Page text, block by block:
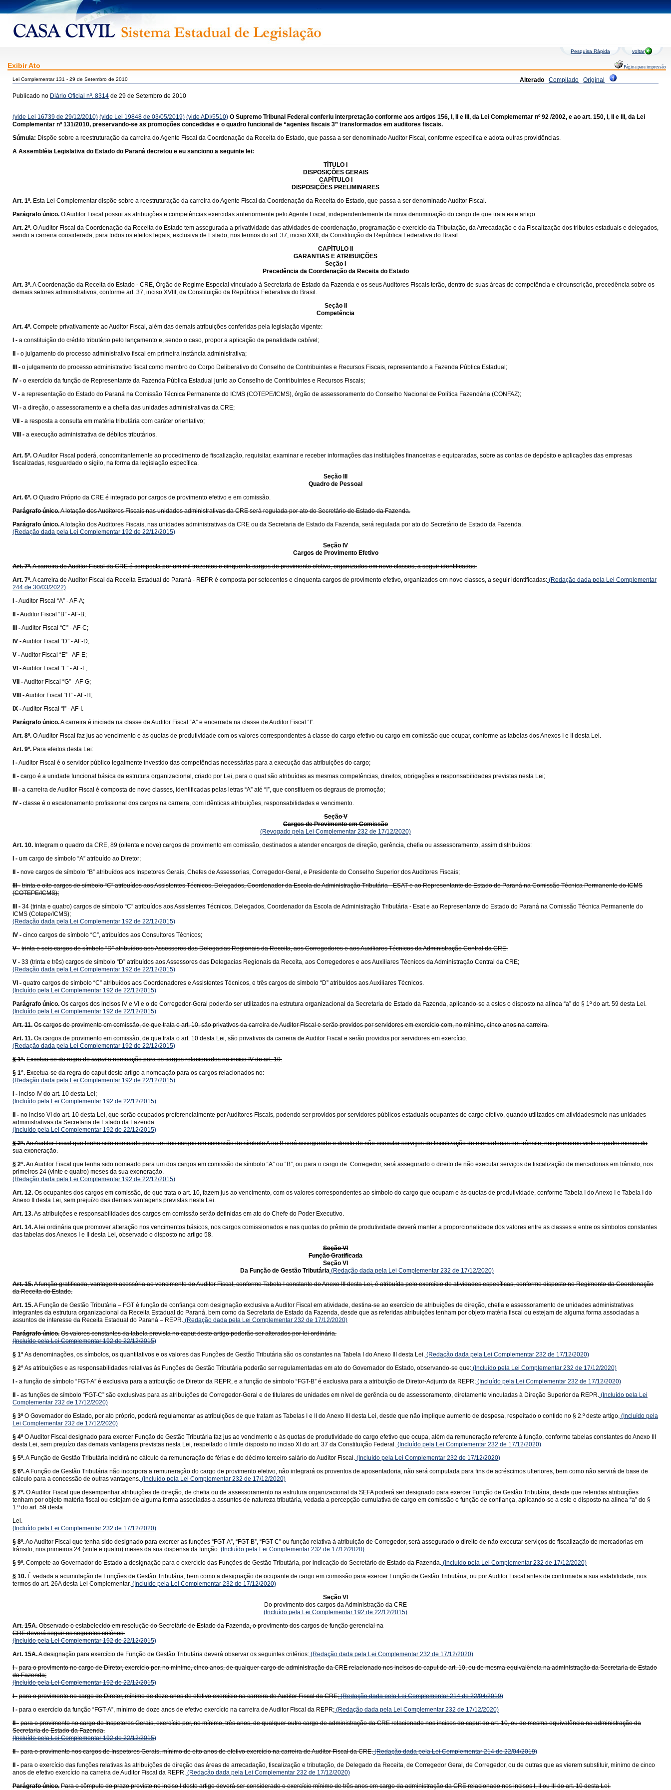
Pesquisa Rápida voltar
Exibir Ato Página para impressão
Alterado Compilado Original
Lei Complementar 131 - 29 de Setembro de 2010
Publicado no Diário Oficial nº. 8314 de 29 de Setembro de 2010
(vide Lei 16739 de 29/12/2010) (vide Lei 19848 de 03/05/2019) (vide ADI/5510) O Supremo Tribunal Federal conferiu interpretação conforme aos artigos 156, I, II e III, da Lei Complementar nº 92 /2002, e ao art. 150, I, II e III, da Lei
Complementar nº 131/2010, preservando-se as promoções concedidas e o quadro funcional de “agentes fiscais 3” transformados em auditores fiscais.
Súmula: Dispõe sobre a reestruturação da carreira do Agente Fiscal da Coordenação da Receita do Estado, que passa a ser denominado Auditor Fiscal, conforme especifica e adota outras providências.
A Assembléia Legislativa do Estado do Paraná decretou e eu sanciono a seguinte lei:
TÍTULO I
DISPOSIÇÕES GERAIS
CAPÍTULO I
DISPOSIÇÕES PRELIMINARES
Art. 1º. Esta Lei Complementar dispõe sobre a reestruturação da carreira do Agente Fiscal da Coordenação da Receita do Estado, que passa a ser denominado Auditor Fiscal.
Parágrafo único. O Auditor Fiscal possui as atribuições e competências exercidas anteriormente pelo Agente Fiscal, independentemente da nova denominação do cargo de que trata este artigo.
Art. 2º. O Auditor Fiscal da Coordenação da Receita do Estado tem assegurada a privatividade das atividades de coordenação, programação e exercício da Tributação, da Arrecadação e da Fiscalização dos tributos estaduais e delegados,
sendo a carreira considerada, para todos os efeitos legais, exclusiva de Estado, nos termos do art. 37, inciso XXII, da Constituição da República Federativa do Brasil.
CAPÍTULO II
GARANTIAS E ATRIBUIÇÕES
Seção I
Precedência da Coordenação da Receita do Estado
Art. 3º.A Coordenação da Receita do Estado - CRE, Órgão de Regime Especial vinculado à Secretaria de Estado da Fazenda e os seus Auditores Fiscais terão, dentro de suas áreas de competência e circunscrição, precedência sobre os
demais setores administrativos, conforme art. 37, inciso XVIII, da Constituição da República Federativa do Brasil.
Seção II
Competência
Art. 4º. Compete privativamente ao Auditor Fiscal, além das demais atribuições conferidas pela legislação vigente:
I - a constituição do crédito tributário pelo lançamento e, sendo o caso, propor a aplicação da penalidade cabível;
II - o julgamento do processo administrativo fiscal em primeira instância administrativa;
III - o julgamento do processo administrativo fiscal como membro do Corpo Deliberativo do Conselho de Contribuintes e Recursos Fiscais, representando a Fazenda Pública Estadual;
IV - o exercício da função de Representante da Fazenda Pública Estadual junto ao Conselho de Contribuintes e Recursos Fiscais;
V - a representação do Estado do Paraná na Comissão Técnica Permanente do ICMS (COTEPE/ICMS), órgão de assessoramento do Conselho Nacional de Política Fazendária (CONFAZ);
VI - a direção, o assessoramento e a chefia das unidades administrativas da CRE;
VII - a resposta a consulta em matéria tributária com caráter orientativo;
VIII - a execução administrativa de débitos tributários.
Art. 5º. O Auditor Fiscal poderá, concomitantemente ao procedimento de fiscalização, requisitar, examinar e receber informações das instituições financeiras e equiparadas, sobre as contas de depósito e aplicações das empresas
fiscalizadas, resguardado o sigilo, na forma da legislação específica.
Seção III
Quadro de Pessoal
Art. 6º. O Quadro Próprio da CRE é integrado por cargos de provimento efetivo e em comissão.
Parágrafo único.A lotação dos Auditores Fiscais nas unidades administrativas da CRE será regulada por ato do Secretário de Estado da Fazenda.
Parágrafo único.A lotação dos Auditores Fiscais, nas unidades administrativas da CRE ou da Secretaria de Estado da Fazenda, será regulada por ato do Secretário de Estado da Fazenda.
(Redação dada pela Lei Complementar 192 de 22/12/2015)
Seção IV
Cargos de Provimento Efetivo
Art. 7º.A carreira de Auditor Fiscal da CRE é composta por um mil trezentos e cinquenta cargos de provimento efetivo, organizados em nove classes, a seguir identificadas:
Art. 7º.A carreira de Auditor Fiscal da Receita Estadual do Paraná - REPR é composta por setecentos e cinquenta cargos de provimento efetivo, organizados em nove classes, a seguir identificadas: (Redação dada pela Lei Complementar
244 de 30/03/2022)
I -Auditor Fiscal “A” - AF-A;
II -Auditor Fiscal “B” - AF-B;
III -Auditor Fiscal “C” - AF-C;
IV -Auditor Fiscal “D” - AF-D;
V -Auditor Fiscal “E” - AF-E;
VI -Auditor Fiscal “F” - AF-F;
VII -Auditor Fiscal “G” - AF-G;
VIII -Auditor Fiscal “H” - AF-H;
IX -Auditor Fiscal “I” - AF-I.
Parágrafo único.A carreira é iniciada na classe de Auditor Fiscal “A” e encerrada na classe de Auditor Fiscal “I”.
Art. 8º. O Auditor Fiscal faz jus ao vencimento e às quotas de produtividade com os valores correspondentes à classe do cargo efetivo ou cargo em comissão que ocupar, conforme as tabelas dos Anexos I e II desta Lei.
Art. 9º. Para efeitos desta Lei:
I -Auditor Fiscal é o servidor público legalmente investido das competências necessárias para a execução das atribuições do cargo;
II - cargo é a unidade funcional básica da estrutura organizacional, criado por Lei, para o qual são atribuídas as mesmas competências, direitos, obrigações e responsabilidades previstas nesta Lei;
III - a carreira de Auditor Fiscal é composta de nove classes, identificadas pelas letras “A” até “I”, que constituem os degraus de promoção;
IV - classe é o escalonamento profissional dos cargos na carreira, com idênticas atribuições, responsabilidades e vencimento.
Seção V
Cargos de Provimento em Comissão
(Revogado pela Lei Complementar 232 de 17/12/2020)
Art. 10. Integram o quadro da CRE, 89 (oitenta e nove) cargos de provimento em comissão, destinados a atender encargos de direção, gerência, chefia ou assessoramento, assim distribuídos:
I - um cargo de símbolo “A” atribuído ao Diretor;
II - nove cargos de símbolo “B” atribuídos aos Inspetores Gerais, Chefes de Assessorias, Corregedor-Geral, e Presidente do Conselho Superior dos Auditores Fiscais;
III - trinta e oito cargos de símbolo “C” atribuídos aos Assistentes Técnicos, Delegados, Coordenador da Escola de Administração Tributária - ESAT e ao Representante do Estado do Paraná na Comissão Técnica Permanente do ICMS
(COTEPE/ICMS);
III - 34 (trinta e quatro) cargos de símbolo “C” atribuídos aos Assistentes Técnicos, Delegados, Coordenador da Escola de Administração Tributária - Esat e ao Representante do Estado do Paraná na Comissão Técnica Permanente do
ICMS (Cotepe/ICMS);
(Redação dada pela Lei Complementar 192 de 22/12/2015)
IV - cinco cargos de símbolo “C”, atribuídos aos Consultores Técnicos;
V - trinta e seis cargos de símbolo “D” atribuídos aos Assessores das Delegacias Regionais da Receita, aos Corregedores e aos Auxiliares Técnicos da Administração Central da CRE.
V - 33 (trinta e três) cargos de símbolo “D” atribuídos aos Assessores das Delegacias Regionais da Receita, aos Corregedores e aos Auxiliares Técnicos da Administração Central da CRE;
(Redação dada pela Lei Complementar 192 de 22/12/2015)
VI - quatro cargos de símbolo “C” atribuídos aos Coordenadores e Assistentes Técnicos, e três cargos de símbolo “D” atribuídos aos Auxiliares Técnicos.
(Incluído pela Lei Complementar 192 de 22/12/2015)
Parágrafo único. Os cargos dos incisos IV e VI e o de Corregedor-Geral poderão ser utilizados na estrutura organizacional da Secretaria de Estado da Fazenda, aplicando-se a estes o disposto na alínea “a” do § 1º do art. 59 desta Lei.
(Incluído pela Lei Complementar 192 de 22/12/2015)
Art. 11. Os cargos de provimento em comissão, de que trata o art. 10, são privativos da carreira de Auditor Fiscal e serão providos por servidores em exercício com, no mínimo, cinco anos na carreira.
Art. 11. Os cargos de provimento em comissão, de que trata o art. 10 desta Lei, são privativos da carreira de Auditor Fiscal e serão providos por servidores em exercício.
(Redação dada pela Lei Complementar 192 de 22/12/2015)
§ 1°. Excetua-se da regra docaputa nomeação para os cargos relacionados no inciso IV do art. 10.
§ 1°. Excetua-se da regra do caput deste artigo a nomeação para os cargos relacionados no:
(Redação dada pela Lei Complementar 192 de 22/12/2015)
I - inciso IV do art. 10 desta Lei;
(Incluído pela Lei Complementar 192 de 22/12/2015)
II - no inciso VI do art. 10 desta Lei, que serão ocupados preferencialmente por Auditores Fiscais, podendo ser providos por servidores públicos estaduais ocupantes de cargo efetivo, quando utilizados em atividadesmeio nas unidades
administrativas da Secretaria de Estado da Fazenda.
(Incluído pela Lei Complementar 192 de 22/12/2015)
§ 2°.Ao Auditor Fiscal que tenha sido nomeado para um dos cargos em comissão de símbolo A ou B será assegurado o direito de não executar serviços de fiscalização de mercadorias em trânsito, nos primeiros vinte e quatro meses da
sua exoneração.
§ 2°.Ao Auditor Fiscal que tenha sido nomeado para um dos cargos em comissão de símbolo “A” ou “B”, ou para o cargo de Corregedor, será assegurado o direito de não executar serviços de fiscalização de mercadorias em trânsito, nos
primeiros 24 (vinte e quatro) meses da sua exoneração.
(Redação dada pela Lei Complementar 192 de 22/12/2015)
Art. 12. Os ocupantes dos cargos em comissão, de que trata o art. 10, fazem jus ao vencimento, com os valores correspondentes ao símbolo do cargo que ocupam e às quotas de produtividade, conforme Tabela I do Anexo I e Tabela I do
Anexo II desta Lei, sem prejuízo das demais vantagens previstas nesta Lei.
Art. 13.As atribuições e responsabilidades dos cargos em comissão serão definidas em ato do Chefe do Poder Executivo.
Art. 14.A lei ordinária que promover alteração nos vencimentos básicos, nos cargos comissionados e nas quotas do prêmio de produtividade deverá manter a proporcionalidade dos valores entre as classes e entre os símbolos constantes
das tabelas dos Anexos I e II desta Lei, observado o disposto no artigo 58.
Seção VI
Função Gratificada
Seção VI
Da Função de Gestão Tributária (Redação dada pela Lei Complementar 232 de 17/12/2020)
Art. 15.A função gratificada, vantagem acessória ao vencimento do Auditor Fiscal, conforme Tabela I constante do Anexo III desta Lei, é atribuída pelo exercício de atividades específicas, conforme disposto no Regimento da Coordenação
da Receita do Estado.
Art. 15.A Função de Gestão Tributária – FGT é função de confiança com designação exclusiva a Auditor Fiscal em atividade, destina-se ao exercício de atribuições de direção, chefia e assessoramento de unidades administrativas
integrantes da estrutura organizacional da Receita Estadual do Paraná, bem como da Secretaria de Estado da Fazenda, desde que as referidas atribuições tenham por objeto matéria fiscal ou estejam de alguma forma associadas a
assuntos de interesse da Receita Estadual do Paraná – REPR. (Redação dada pela Lei Complementar 232 de 17/12/2020)
Parágrafo único. Os valores constantes da tabela prevista no caput deste artigo poderão ser alterados por lei ordinária.
(Incluído pela Lei Complementar 192 de 22/12/2015)
§ 1°As denominações, os símbolos, os quantitativos e os valores das Funções de Gestão Tributária são os constantes na Tabela I do Anexo III desta Lei. (Redação dada pela Lei Complementar 232 de 17/12/2020)
§ 2°As atribuições e as responsabilidades relativas às Funções de Gestão Tributária poderão ser regulamentadas em ato do Governador do Estado, observando-se que: (Incluído pela Lei Complementar 232 de 17/12/2020)
I - a função de símbolo “FGT-A” é exclusiva para a atribuição de Diretor da REPR, e a função de símbolo “FGT-B” é exclusiva para a atribuição de Diretor-Adjunto da REPR; (Incluído pela Lei Complementar 232 de 17/12/2020)
II - as funções de símbolo “FGT-C” são exclusivas para as atribuições de Corregedor-Geral e de titulares de unidades em nível de gerência ou de assessoramento, diretamente vinculadas à Direção Superior da REPR. (Incluído pela Lei
Complementar 232 de 17/12/2020)
§ 3º O Governador do Estado, por ato próprio, poderá regulamentar as atribuições de que tratam as Tabelas I e II do Anexo III desta Lei, desde que não implique aumento de despesa, respeitado o contido no § 2.º deste artigo. (Incluído pela
Lei Complementar 232 de 17/12/2020)
§ 4º O Auditor Fiscal designado para exercer Função de Gestão Tributária faz jus ao vencimento e às quotas de produtividade do cargo efetivo que ocupa, além da remuneração referente à função, conforme tabelas constantes do Anexo III
desta Lei, sem prejuízo das demais vantagens previstas nesta Lei, respeitado o limite disposto no inciso XI do art. 37 da Constituição Federal. (Incluído pela Lei Complementar 232 de 17/12/2020)
§ 5º.A Função de Gestão Tributária incidirá no cálculo da remuneração de férias e do décimo terceiro salário do Auditor Fiscal. (Incluído pela Lei Complementar 232 de 17/12/2020)
§ 6º.A Função de Gestão Tributária não incorpora a remuneração do cargo de provimento efetivo, não integrará os proventos de aposentadoria, não será computada para fins de acréscimos ulteriores, bem como não servirá de base de
cálculo para a concessão de outras vantagens. (Incluído pela Lei Complementar 232 de 17/12/2020)
§ 7º. O Auditor Fiscal que desempenhar atribuições de direção, de chefia ou de assessoramento na estrutura organizacional da SEFA poderá ser designado para exercer Função de Gestão Tributária, desde que referidas atribuições
tenham por objeto matéria fiscal ou estejam de alguma forma associadas a assuntos de natureza tributária, vedada a percepção cumulativa de cargo em comissão e função de confiança, aplicando-se a este o disposto na alínea “a” do §
1.º do art. 59 desta
Lei.
(Incluído pela Lei Complementar 232 de 17/12/2020)
§ 8º.Ao Auditor Fiscal que tenha sido designado para exercer as funções “FGT-A”, “FGT-B”, “FGT-C” ou função relativa à atribuição de Corregedor, será assegurado o direito de não executar serviços de fiscalização de mercadorias em
trânsito, nos primeiros 24 (vinte e quatro) meses da sua dispensa da função. (Incluído pela Lei Complementar 232 de 17/12/2020)
§ 9º. Compete ao Governador do Estado a designação para o exercício das Funções de Gestão Tributária, por indicação do Secretário de Estado da Fazenda. (Incluído pela Lei Complementar 232 de 17/12/2020)
§ 10. É vedada a acumulação de Funções de Gestão Tributária, bem como a designação de ocupante de cargo em comissão para exercer Função de Gestão Tributária, ou por Auditor Fiscal antes de confirmada a sua estabilidade, nos
termos do art. 26A desta Lei Complementar. (Incluído pela Lei Complementar 232 de 17/12/2020)
Seção VI
Do provimento dos cargos da Administração da CRE
(Incluído pela Lei Complementar 192 de 22/12/2015)
Art. 15A. Observado o estabelecido em resolução do Secretário de Estado da Fazenda, o provimento dos cargos de função gerencial na
CRE deverá seguir os seguintes critérios:
(Incluído pela Lei Complementar 192 de 22/12/2015)
Art. 15A.A designação para exercício de Função de Gestão Tributária deverá observar os seguintes critérios: (Redação dada pela Lei Complementar 232 de 17/12/2020)
I - para o provimento no cargo de Diretor, exercício por, no mínimo, cinco anos, de qualquer cargo de administração da CRE relacionado nos incisos do caput do art. 10, ou de mesma equivalência na administração da Secretaria de Estado
da Fazenda;
(Incluído pela Lei Complementar 192 de 22/12/2015)
I - para o provimento no cargo de Diretor, mínimo de doze anos de efetivo exercício na carreira de Auditor Fiscal da CRE;(Redação dada pela Lei Complementar 214 de 22/04/2019)
I - para o exercício da função “FGT-A”, mínimo de doze anos de efetivo exercício na carreira de Auditor Fiscal da REPR; (Redação dada pela Lei Complementar 232 de 17/12/2020)
II - para o provimento no cargo de Inspetores Gerais, exercício por, no mínimo, três anos, de qualquer outro cargo de administração da CRE relacionado nos incisos do caput do art. 10, ou de mesma equivalência na administração da
Secretaria de Estado da Fazenda.
(Incluído pela Lei Complementar 192 de 22/12/2015)
II - para o provimento nos cargos de Inspetores Gerais, mínimo de oito anos de efetivo exercício na carreira de Auditor Fiscal da CRE.(Redação dada pela Lei Complementar 214 de 22/04/2019)
II - para o exercício das funções relativas às atribuições de direção das áreas de arrecadação, fiscalização e tributação, de Delegado da Receita, de Corregedor Geral, de Corregedor, ou de outras que as vierem substituir, mínimo de cinco
anos de efetivo exercício na carreira de Auditor Fiscal da REPR. (Redação dada pela Lei Complementar 232 de 17/12/2020)
Parágrafo único. Para o cômputo do prazo previsto no inciso I deste artigo deverá ser considerado o exercício mínimo de três anos em cargo da administração da CRE relacionado nos incisos I, II ou III do art. 10 desta Lei.